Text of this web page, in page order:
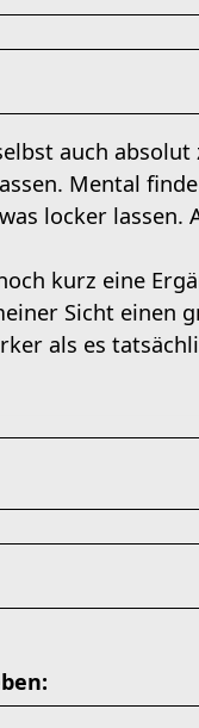
auch
Mental
locker lassen.
kurz eine
Sicht einen
als es